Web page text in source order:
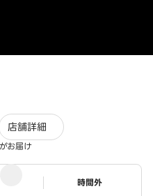
のレビュー
店舗詳細
お届け
ステータス
時間外